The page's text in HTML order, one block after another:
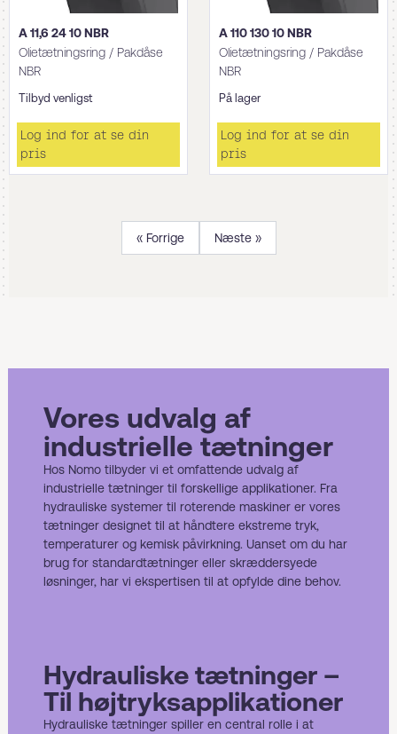
A 11,6 24 10 NBR
Olietætningsring / Pakdåse
NBR
Tilbyd venligst
Log ind for at se din
pris
A 110 130 10 NBR
Olietætningsring / Pakdåse
NBR
På lager
Log ind for at se din
pris
« Forrige Næste »
Vores udvalg af
industrielle tætninger
Hos Nomo tilbyder vi et omfattende udvalg af
industrielle tætninger til forskellige applikationer. Fra
hydrauliske systemer til roterende maskiner er vores
tætninger designet til at håndtere ekstreme tryk,
temperaturer og kemisk påvirkning. Uanset om du har
brug for standardtætninger eller skræddersyede
løsninger, har vi ekspertisen til at opfylde dine behov.
Hydrauliske tætninger –
Til højtryksapplikationer
Hydrauliske tætninger spiller en central rolle i at